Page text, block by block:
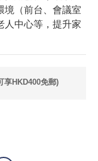
境（前台、會議室
人中心等，提升家
享HKD400免郵)